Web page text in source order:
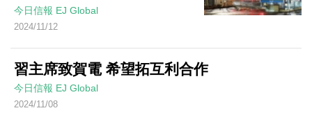
今日信報 EJ Global
2024/11/12
習主席致賀電 希望拓互利合作
今日信報 EJ Global
2024/11/08